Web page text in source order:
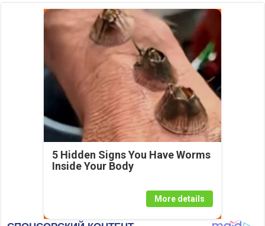
5 Hidden Signs You Have Worms
Inside Your Body
More details